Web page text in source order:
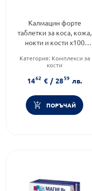
Калмацин форте
таблетки за коса, кожа,
нокти и кости х100
Категория: Комплекси за
кости
Приложение:орално
1462 € / 2859 лв.
ПОРЪЧАЙ